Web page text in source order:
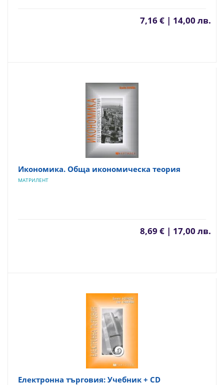
7,16 € | 14,00 лв.
Икономика. Обща икономическа теория
МАТРИЛЕНТ
8,69 € | 17,00 лв.
Електронна търговия: Учебник + CD